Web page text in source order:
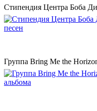
Стипендия Центра Боба
Группа Bring Me the